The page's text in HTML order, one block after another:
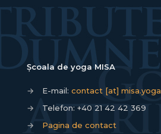
Școala de yoga MISA
→ E-mail: contact [at] misa.yoga
→
Telefon: +40 21 42 42 369
→
Pagina de contact